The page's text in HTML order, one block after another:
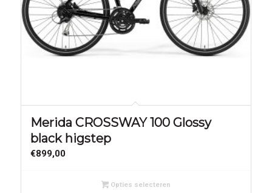
Merida CROSSWAY 100 Glossy
black higstep
€899,00
Opties selecteren